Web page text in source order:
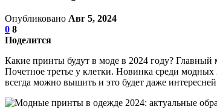
Опубликовано Авг 5, 2024
0 8
Поделится
Какие принты будут в моде в 2024 году?
Почетное третье у клетки. Новинка среди
всегда можно вышить и это будет даже